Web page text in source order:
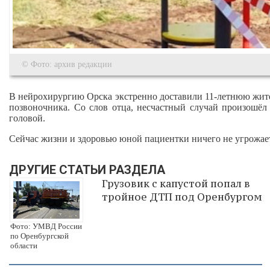
© Фото: архив редакции
В нейрохирургию Орска экстренно доставили 11-летнюю
позвоночника. Со слов отца, несчастный случай
головой.
Сейчас жизни и здоровью юной пациентки ничего не
ДРУГИЕ СТАТЬИ РАЗДЕЛА
Фото: УМВД России
по Оренбургской
области
Грузовик с капустой попал в
тройное ДТП под Оренбургом